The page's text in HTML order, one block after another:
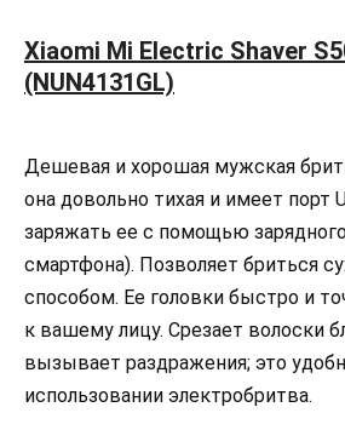
Xiaomi Mi Electric Shaver
(NUN4131GL)
Дешевая и хорошая мужская
она довольно тихая и имеет порт
заряжать ее с помощью
смартфона). Позволяет бриться
способом. Ее головки быстро и
к вашему лицу. Срезает волоски
вызывает раздражения; это
использовании электробритва.